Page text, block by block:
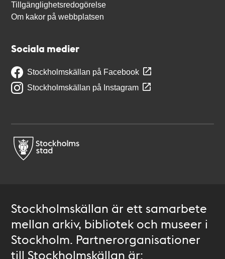
Tillgänglighetsredogörelse
Om kakor på webbplatsen
Sociala medier
Stockholmskällan på Facebook
Stockholmskällan på Instagram
Stockholmskällan är ett samarbete
mellan arkiv, bibliotek och museer i
Stockholm. Partnerorganisationer
till Stockholmskällan är: